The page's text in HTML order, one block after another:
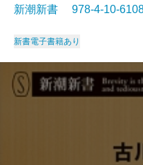
新潮新書 978-4-10-
新書電子書籍あり